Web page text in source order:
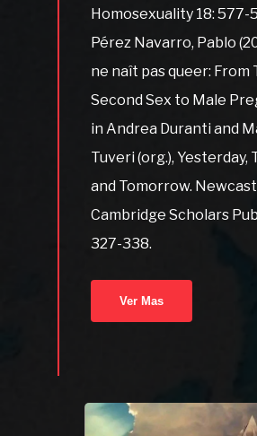
Homosexuality 18: 577-
Pérez Navarro, Pablo
ne naît pas queer: From
Second Sex to Male
in Andrea Duranti and
Tuveri (org.), Yesterday,
and Tomorrow.
Cambridge Scholars
327-338.
Ver Mas